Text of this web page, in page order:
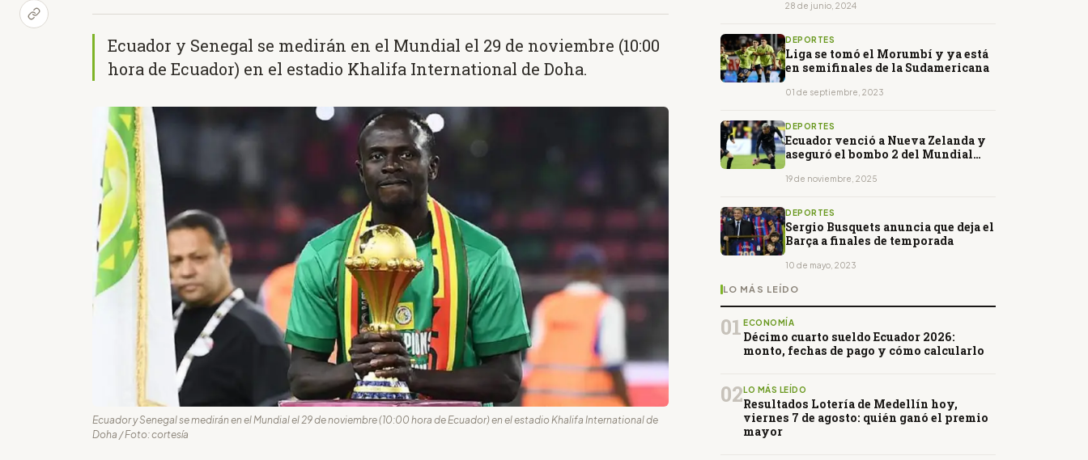
Ecuador y Senegal se medirán en el Mundial el 29 de noviembre (10:00
hora de Ecuador) en el estadio Khalifa International de Doha.
Ecuador y Senegal se medirán en el Mundial el 29 de noviembre (10:00 hora de Ecuador) en el estadio Khalifa International de
Doha / Foto: cortesía
28 de junio, 2024
DEPORTES
Liga se tomó el Morumbí y ya está
en semifinales de la Sudamericana
01 de septiembre, 2023
DEPORTES
Ecuador venció a Nueva Zelanda y
aseguró el bombo 2 del Mundial
19 de noviembre, 2025
DEPORTES
Sergio Busquets anuncia que deja el
Barça a finales de temporada
10 de mayo, 2023
LO MÁS LEÍDO
01 ECONOMÍA
Décimo cuarto sueldo Ecuador 2026:
monto, fechas de pago y cómo calcularlo
02 LO MÁS LEÍDO
Resultados Lotería de Medellín hoy,
viernes 7 de agosto: quién ganó el premio
mayor